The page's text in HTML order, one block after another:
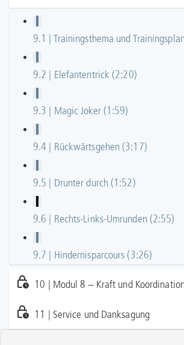
9.1 | Trainingsthema und Trainingsplan
9.2 | Elefantentrick (2:20)
9.3 | Magic Joker (1:59)
9.4 | Rückwärtsgehen (3:17)
9.5 | Drunter durch (1:52)
9.6 | Rechts-Links-Umrunden (2:55)
9.7 | Hindernisparcours (3:26)
10 | Modul 8 – Kraft und Koordination
11 | Service und Danksagung